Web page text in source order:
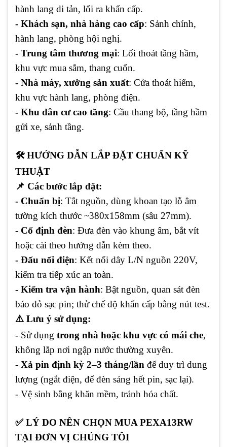
hành lang di tản, lối ra khẩn cấp.
- Khách sạn, nhà hàng cao cấp: Sảnh chính,
hành lang, phòng hội nghị.
- Trung tâm thương mại: Lối thoát tầng hầm,
khu vực mua sắm, thang cuốn.
- Nhà máy, xưởng sản xuất: Cửa thoát hiểm,
khu vực hành lang, phòng điện.
- Khu dân cư cao tầng: Cầu thang bộ, tầng hầm
gửi xe, sảnh tầng.
🛠️ HƯỚNG DẪN LẮP ĐẶT CHUẨN KỸ
THUẬT
📌 Các bước lắp đặt:
- Chuẩn bị: Tắt nguồn, dùng khoan tạo lỗ âm
tường kích thước ~380x158mm (sâu 27mm).
- Cố định đèn: Đưa đèn vào khung âm, bắt vít
hoặc cài theo hướng dẫn kèm theo.
- Đấu nối điện: Kết nối dây L/N nguồn 220V,
kiểm tra tiếp xúc an toàn.
- Kiểm tra vận hành: Bật nguồn, quan sát đèn
báo đỏ sạc pin; thử chế độ khẩn cấp bằng nút test.
⚠️ Lưu ý sử dụng:
- Sử dụng trong nhà hoặc khu vực có mái che,
không lắp nơi ngập nước thường xuyên.
- Xả pin định kỳ 2–3 tháng/lần để duy trì dung
lượng (ngắt điện, để đèn sáng hết pin, sạc lại).
- Vệ sinh bằng khăn mềm, tránh hóa chất.
✅ LÝ DO NÊN CHỌN MUA PEXA13RW
TẠI ĐƠN VỊ CHÚNG TÔI